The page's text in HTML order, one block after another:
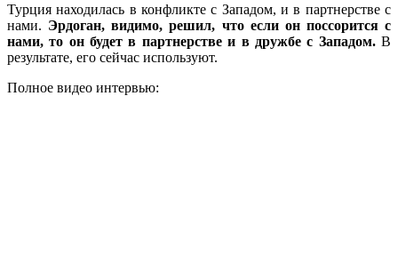
Турция находилась в конфликте с Западом, и в партнерстве с
нами. Эрдоган, видимо, решил, что если он поссорится с
нами, то он будет в партнерстве и в дружбе с Западом.В
результате, его сейчас используют.
Полное видео интервью: